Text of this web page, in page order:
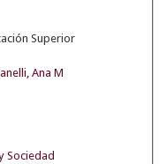
Superior
Ana M
Sociedad